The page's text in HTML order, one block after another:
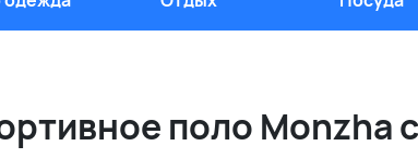
поло Monzha